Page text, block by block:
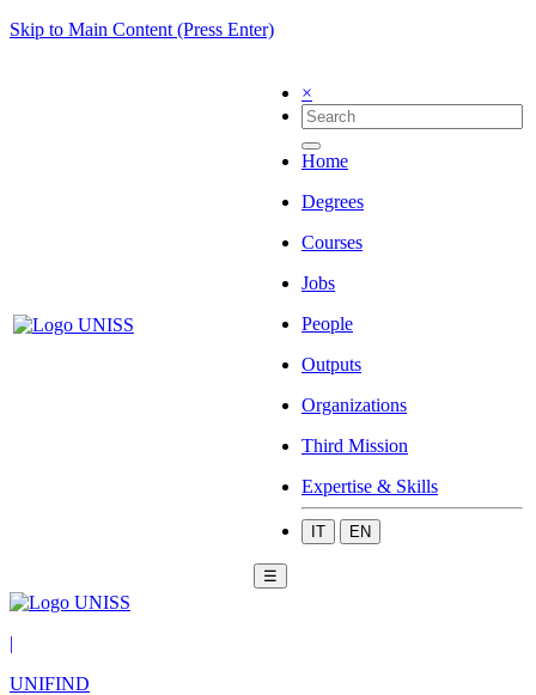
Skip to Main Content (Press Enter)
×
Home
Degrees
Courses
Jobs
People
Outputs
Organizations
Third Mission
Expertise & Skills
IT EN
☰
|
UNIFIND